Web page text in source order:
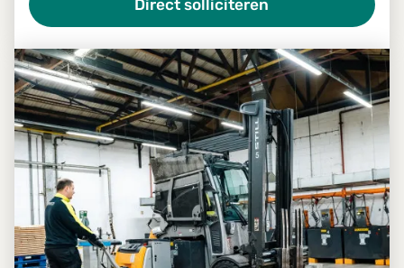
Direct solliciteren